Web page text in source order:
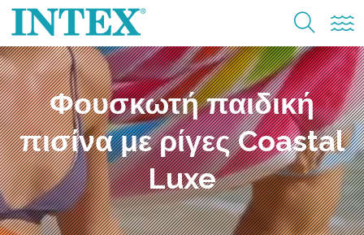
Φουσκωτή παιδική
πισίνα με ρίγες Coastal
Luxe